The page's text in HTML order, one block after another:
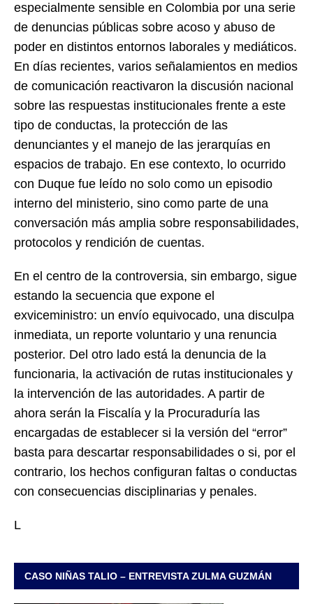
especialmente sensible en Colombia por una serie
de denuncias públicas sobre acoso y abuso de
poder en distintos entornos laborales y mediáticos.
En días recientes, varios señalamientos en medios
de comunicación reactivaron la discusión nacional
sobre las respuestas institucionales frente a este
tipo de conductas, la protección de las
denunciantes y el manejo de las jerarquías en
espacios de trabajo. En ese contexto, lo ocurrido
con Duque fue leído no solo como un episodio
interno del ministerio, sino como parte de una
conversación más amplia sobre responsabilidades,
protocolos y rendición de cuentas.
En el centro de la controversia, sin embargo, sigue
estando la secuencia que expone el
exviceministro: un envío equivocado, una disculpa
inmediata, un reporte voluntario y una renuncia
posterior. Del otro lado está la denuncia de la
funcionaria, la activación de rutas institucionales y
la intervención de las autoridades. A partir de
ahora serán la Fiscalía y la Procuraduría las
encargadas de establecer si la versión del “error”
basta para descartar responsabilidades o si, por el
contrario, los hechos configuran faltas o conductas
con consecuencias disciplinarias y penales.
L
CASO NIÑAS TALIO – ENTREVISTA ZULMA GUZMÁN